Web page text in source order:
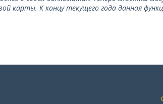
карты. К концу текущего года данная